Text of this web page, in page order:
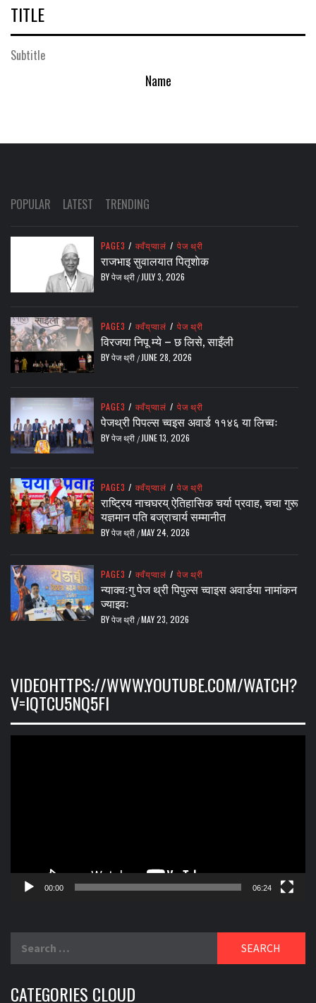
TITLE
Subtitle
Name
POPULAR LATEST TRENDING
PAGE3 / क्वँय्‌प्वालं / पेज थ्री
राजभाइ सुवालयात पितृशाेक
BYपेज थ्री / JULY 3, 2026
PAGE3 / क्वँय्‌प्वालं / पेज थ्री
विरजया निपू म्ये – छ लिसे, साइँली
BYपेज थ्री / JUNE 28, 2026
PAGE3 / क्वँय्‌प्वालं / पेज थ्री
पेजथ्री पिपल्स च्वइस अवार्ड ११४६ या लिच्वः
BYपेज थ्री / JUNE 13, 2026
PAGE3 / क्वँय्‌प्वालं / पेज थ्री
राष्ट्रिय नाचघरय् ऐतिहासिक चर्या प्रवाह, चचा गुरू
यज्ञमान पति बज्राचार्य सम्मानीत
BYपेज थ्री /MAY 24, 2026
PAGE3 / क्वँय्‌प्वालं / पेज थ्री
न्याक्वःगु पेज थ्री पिपुल्स च्वाइस अवार्डया नामांकन
ज्याझ्वः
BYपेज थ्री /MAY 23, 2026
VIDEOHTTPS://WWW.YOUTUBE.COM/WATCH?
V=IQTCU5NQ5FI
00:00 06:24
for:
CATEGORIES CLOUD